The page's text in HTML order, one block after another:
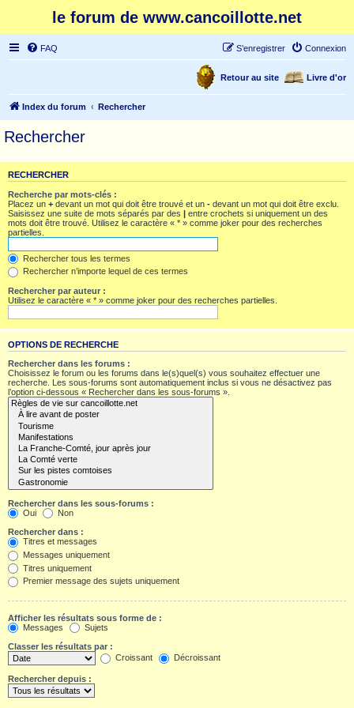
le forum de www.cancoillotte.net
FAQ Connexion
S’enregistrer
Livre d'or
Retour au site
Index du forum Rechercher
Rechercher
RECHERCHER
Recherche par mots-clés :
Placez un + devant un mot qui doit être trouvé et un - devant un mot qui doit être exclu.
Saisissez une suite de mots séparés par des | entre crochets si uniquement un des
mots doit être trouvé. Utilisez le caractère « * » comme joker pour des recherches
partielles.
Rechercher tous les termes
Rechercher n’importe lequel de ces termes
Rechercher par auteur :
Utilisez le caractère « * » comme joker pour des recherches partielles.
OPTIONS DE RECHERCHE
Rechercher dans les forums :
Choisissez le forum ou les forums dans le(s)quel(s) vous souhaitez effectuer une
recherche. Les sous-forums sont automatiquement inclus si vous ne désactivez pas
l’option ci-dessous « Rechercher dans les sous-forums ».
Rechercher dans les sous-forums :
Oui
Non
Rechercher dans :
Titres et messages
Messages uniquement
Titres uniquement
Premier message des sujets uniquement
Afficher les résultats sous forme de :
Messages
Sujets
Classer les résultats par :
Croissant
Décroissant
Rechercher depuis :